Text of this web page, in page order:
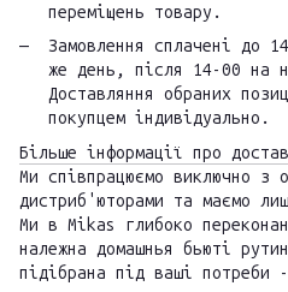
переміщень товару.
Замовлення сплачені до
же день, після 14-00 на
Доставляння обраних
покупцем індивідуально.
Більше інформації про
Ми співпрацюємо виключно з
дистриб'юторами та маємо
Ми в Mikas глибоко
належна домашнья бьюті
підібрана під ваші потреби